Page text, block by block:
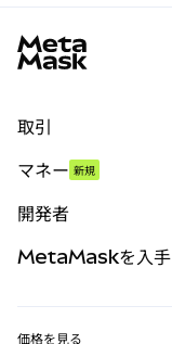
取引
パーペチュアル
RWA
マネー 新規
開発者
MetaMaskを入手
価格を見る